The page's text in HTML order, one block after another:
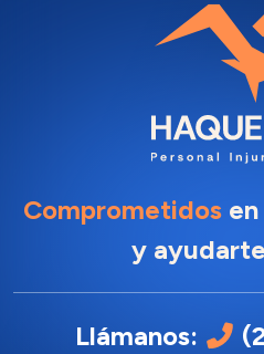
Comprometidosen
y
Llámanos: